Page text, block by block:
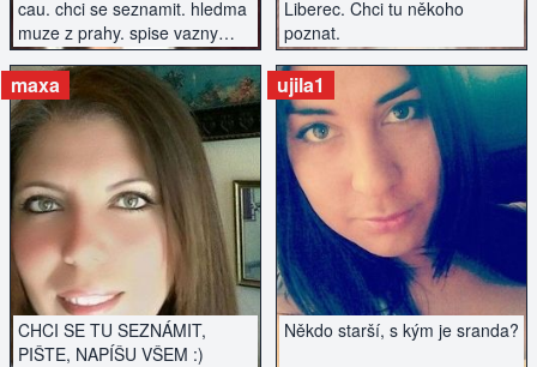
cau. chci se seznamit. hledma
muze z prahy. spise vazny
vztah.
Liberec. Chci tu někoho
poznat.
CHCI SE TU SEZNÁMIT,
PIŠTE, NAPÍŠU VŠEM :)
maxa
ZOBRAZIT INZERÁT
Někdo starší, s kým je sranda?
ujila1
ZOBRAZIT INZERÁT